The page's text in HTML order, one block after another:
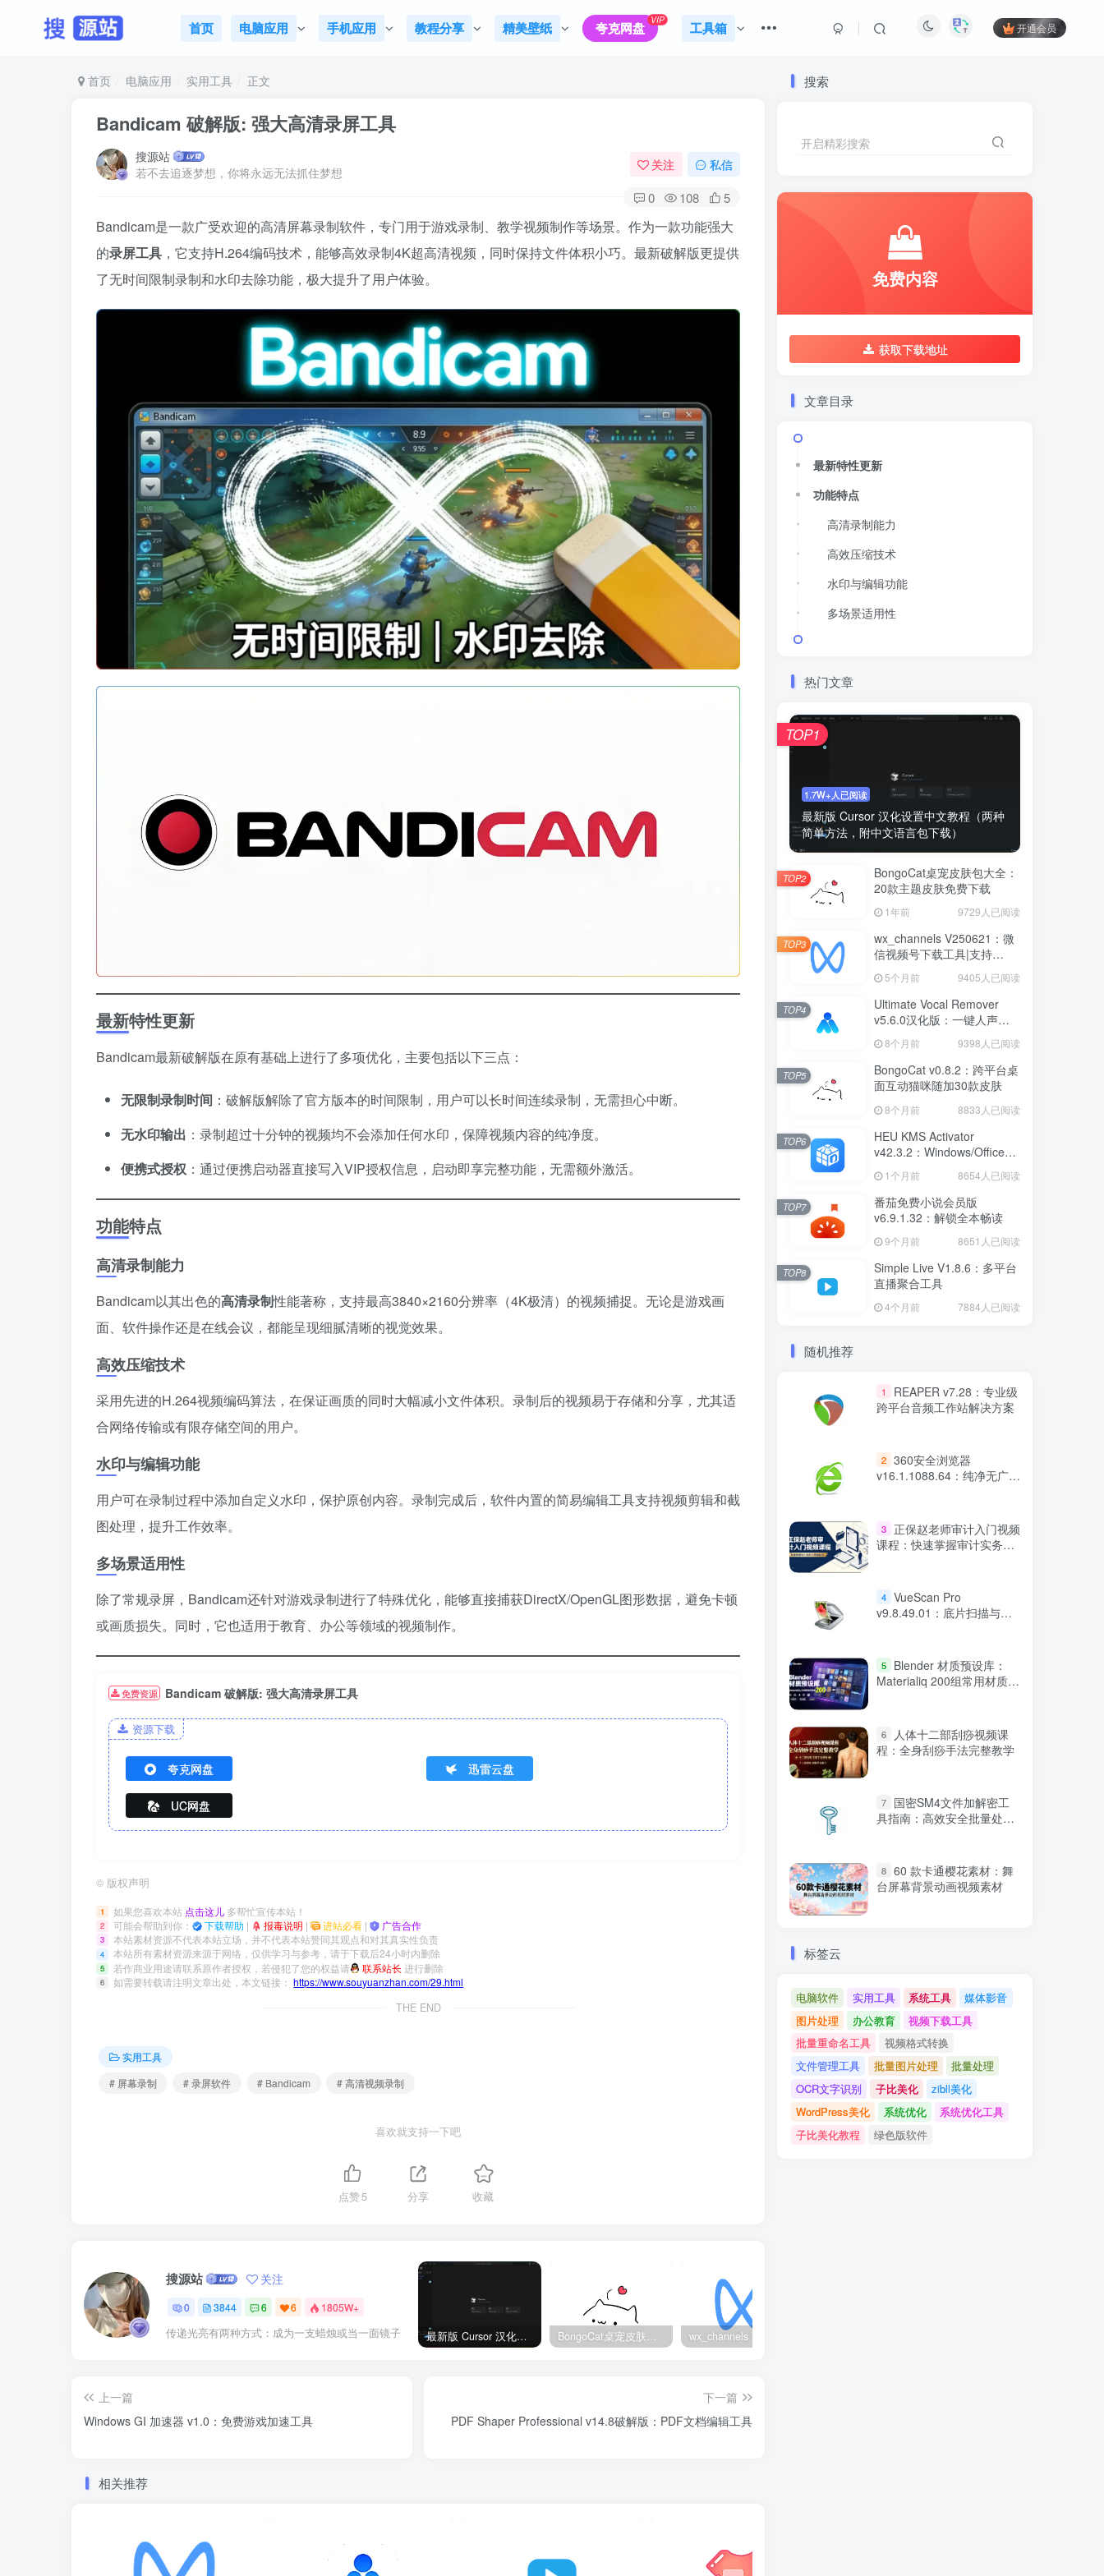
首页 电脑应用 手机应用 教程分享 精美壁纸 夸克网盘 VIP 工具箱 开通会员
首页 电脑应用 实用工具 正文
Bandicam 破解版: 强大高清录屏工具
搜源站
若不去追逐梦想，你将永远无法抓住梦想
关注 私信
0 108 5
Bandicam是一款广受欢迎的高清屏幕录制软件，专门用于游戏录制、教学视频制作等场景。作为一款功能强大
的录屏工具 ，它支持H.264编码技术，能够高效录制4K超高清视频，同时保持文件体积小巧。最新破解版更提供
了无时间限制录制和水印去除功能，极大提升了用户体验。
最新特性更新
Bandicam最新破解版在原有基础上进行了多项优化，主要包括以下三点：
无限制录制时间 ：破解版解除了官方版本的时间限制，用户可以长时间连续录制，无需担心中断。
无水印输出 ：录制超过十分钟的视频均不会添加任何水印，保障视频内容的纯净度。
便携式授权 ：通过便携启动器直接写入VIP授权信息，启动即享完整功能，无需额外激活。
功能特点
高清录制能力
Bandicam以其出色的高清录制性能著称，支持最高3840×2160分辨率（4K极清）的视频捕捉。无论是游戏画
面、软件操作还是在线会议，都能呈现细腻清晰的视觉效果。
高效压缩技术
采用先进的H.264视频编码算法，在保证画质的同时大幅减小文件体积。录制后的视频易于存储和分享，尤其适
合网络传输或有限存储空间的用户。
水印与编辑功能
用户可在录制过程中添加自定义水印，保护原创内容。录制完成后，软件内置的简易编辑工具支持视频剪辑和截
图处理，提升工作效率。
多场景适用性
除了常规录屏，Bandicam还针对游戏录制进行了特殊优化，能够直接捕获DirectX/OpenGL图形数据，避免卡顿
或画质损失。同时，它也适用于教育、办公等领域的视频制作。
免费资源 Bandicam 破解版: 强大高清录屏工具
资源下载
夸克网盘 迅雷云盘
UC网盘
© 版权声明
1 如果您喜欢本站 点击这儿 多帮忙宣传本站！
2 可能会帮助到你： 下载帮助 | 报毒说明 | 进站必看 | 广告合作
3 本站素材资源不代表本站立场，并不代表本站赞同其观点和对其真实性负责
4 本站所有素材资源来源于网络，仅供学习与参考，请于下载后24小时内删除
5 若作商业用途请联系原作者授权，若侵犯了您的权益请 联系站长 进行删除
6 如需要转载请注明文章出处，本文链接：https://www.souyuanzhan.com/29.html
THE END
实用工具
# 屏幕录制
# 录屏软件 # Bandicam # 高清视频录制
喜欢就支持一下吧
点赞5 分享 收藏
搜源站 关注
0 3844 6 6 1805W+
传递光亮有两种方式：成为一支蜡烛或当一面镜子 最新版 Cursor 汉化设置中文教程（两种简单方法，附中文语言包下载） BongoCat桌宠皮肤包大全：20款主题皮肤免费下载
上一篇
Windows GI 加速器 v1.0：免费游戏加速工具
下一篇
PDF Shaper Professional v14.8破解版：PDF文档编辑工具
相关推荐
搜索
开启精彩搜索
免费内容
获取下载地址
文章目录
最新特性更新
功能特点
高清录制能力
高效压缩技术
水印与编辑功能
多场景适用性
热门文章
1.7W+人已阅读
最新版 Cursor 汉化设置中文教程（两种
简单方法，附中文语言包下载）
TOP1
BongoCat桌宠皮肤包大全：
20款主题皮肤免费下载
1年前 9729人已阅读
TOP2
wx_channels V250621：微
信视频号下载工具|支持
Win/macOS
5个月前 9405人已阅读
TOP3
Ultimate Vocal Remover
v5.6.0汉化版：一键人声分
离工具
8个月前 9398人已阅读
TOP4
BongoCat v0.8.2：跨平台桌
面互动猫咪随加30款皮肤
8个月前 8833人已阅读
TOP5
HEU KMS Activator
v42.3.2：Windows/Office智
1个月前 8654人已阅读
TOP6
番茄免费小说会员版
v6.9.1.32：解锁全本畅读
9个月前 8651人已阅读
TOP7
Simple Live V1.8.6：多平台
直播聚合工具
4个月前 7884人已阅读
TOP8
随机推荐
1
REAPER v7.28：专业级
跨平台音频工作站解决方案
2 360安全浏览器
v16.1.1088.64：纯净无广告
3
正保赵老师审计入门视频
课程：快速掌握审计实务与
4 VueScan Pro
v9.8.49.01：底片扫描与
5
Blender 材质预设库：
Materialiq 200组常用材质合
6
人体十二部刮痧视频课
程：全身刮痧手法完整教学
7
国密SM4文件加解密工
具指南：高效安全批量处理
8 60 款卡通樱花素材：舞
台屏幕背景动画视频素材
标签云
电脑软件 实用工具 系统工具
媒体影音
图片处理
办公教育
视频下载工具
批量重命名工具
视频格式转换
文件管理工具
批量图片处理
批量处理
OCR文字识别
子比美化
zibll美化
WordPress美化
系统优化
系统优化工具
子比美化教程
绿色版软件